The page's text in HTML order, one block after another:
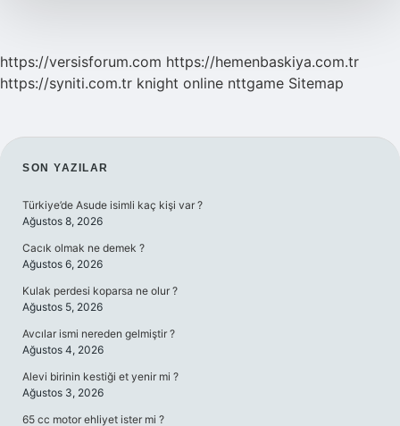
https://versisforum.com https://hemenbaskiya.com.tr
https://syniti.com.tr knight online nttgame Sitemap
SIDEBAR
SON YAZILAR
Türkiye’de Asude isimli kaç kişi var ?
Ağustos 8, 2026
Cacık olmak ne demek ?
Ağustos 6, 2026
Kulak perdesi koparsa ne olur ?
Ağustos 5, 2026
Avcılar ismi nereden gelmiştir ?
Ağustos 4, 2026
Alevi birinin kestiği et yenir mi ?
Ağustos 3, 2026
65 cc motor ehliyet ister mi ?